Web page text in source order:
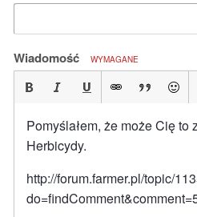
Wiadomość WYMAGANE
Pomyślałem, że może Cię to
Herbicydy.
http://forum.farmer.pl/topic/